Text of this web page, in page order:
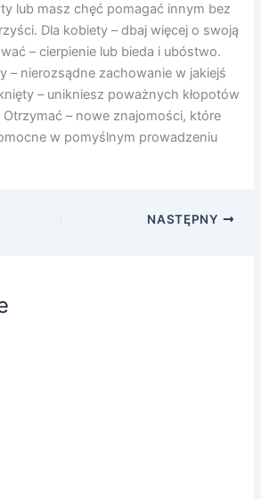
lub masz chęć pomagać innym bez
Dla kobiety – dbaj więcej o swoją
– cierpienie lub bieda i ubóstwo.
– nierozsądne zachowanie w jakiejś
– unikniesz poważnych kłopotów
Otrzymać – nowe znajomości, które
w pomyślnym prowadzeniu
NASTĘPNY